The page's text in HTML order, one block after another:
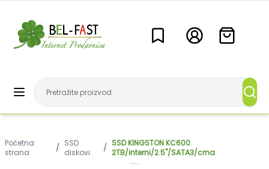
Početna
strana
/ SSD
diskovi
/ SSD KINGSTON KC600
2TB/interni/2.5"/SATA3/crna